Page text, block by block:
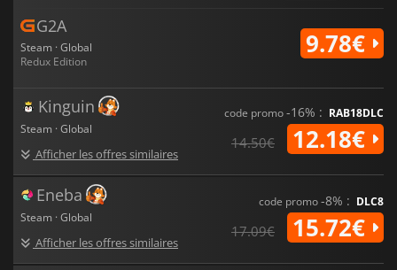
G2A
Steam · Global
Redux Edition
9.78€
Kinguin
Steam · Global
Afficher les offres similaires
code promo-16% : RAB18DLC
14.50€ 12.18€
Eneba
Steam · Global
Afficher les offres similaires
code promo-8% : DLC8
17.09€ 15.72€